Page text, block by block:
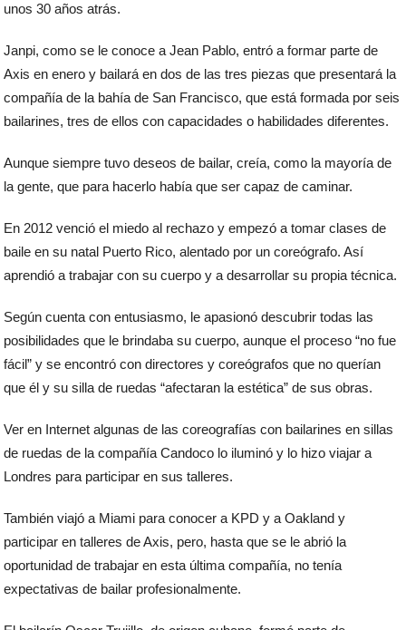
unos 30 años atrás.
Janpi, como se le conoce a Jean Pablo, entró a formar parte de
Axis en enero y bailará en dos de las tres piezas que presentará la
compañía de la bahía de San Francisco, que está formada por seis
bailarines, tres de ellos con capacidades o habilidades diferentes.
Aunque siempre tuvo deseos de bailar, creía, como la mayoría de
la gente, que para hacerlo había que ser capaz de caminar.
En 2012 venció el miedo al rechazo y empezó a tomar clases de
baile en su natal Puerto Rico, alentado por un coreógrafo. Así
aprendió a trabajar con su cuerpo y a desarrollar su propia técnica.
Según cuenta con entusiasmo, le apasionó descubrir todas las
posibilidades que le brindaba su cuerpo, aunque el proceso “no fue
fácil” y se encontró con directores y coreógrafos que no querían
que él y su silla de ruedas “afectaran la estética” de sus obras.
Ver en Internet algunas de las coreografías con bailarines en sillas
de ruedas de la compañía Candoco lo iluminó y lo hizo viajar a
Londres para participar en sus talleres.
También viajó a Miami para conocer a KPD y a Oakland y
participar en talleres de Axis, pero, hasta que se le abrió la
oportunidad de trabajar en esta última compañía, no tenía
expectativas de bailar profesionalmente.